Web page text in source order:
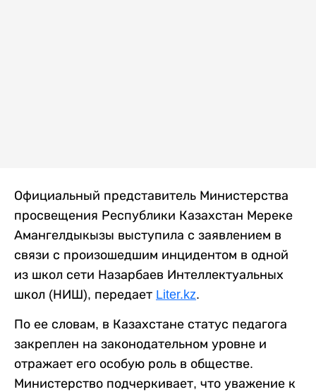
Официальный представитель Министерства
просвещения Республики Казахстан Мереке
Амангелдыкызы выступила с заявлением в
связи с произошедшим инцидентом в одной
из школ сети Назарбаев Интеллектуальных
школ (НИШ), передает Liter.kz.
По ее словам, в Казахстане статус педагога
закреплен на законодательном уровне и
отражает его особую роль в обществе.
Министерство подчеркивает, что уважение к